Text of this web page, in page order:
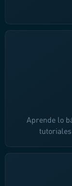
Aprende lo